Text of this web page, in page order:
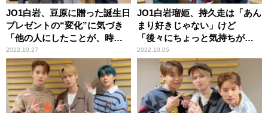
JO1白岩、豆原に贈った誕生日
プレゼントの“変化”に気づき
「他の人にしたことが、時間
が経って自分の幸せに……」
2022.10.27
JO1白岩瑠姫、持久走は「あん
まり好きじゃない」けど
「後々にちょっと気持ちが入
っちゃう」
2022.10.05